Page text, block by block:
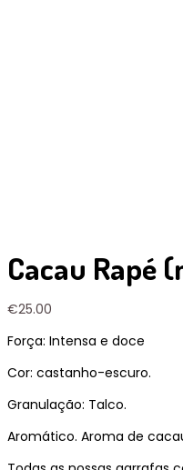
Cacau Rapé
€25.00
Força: Intensa e doce
Cor: castanho-escuro.
Granulação: Talco.
Aromático. Aroma de